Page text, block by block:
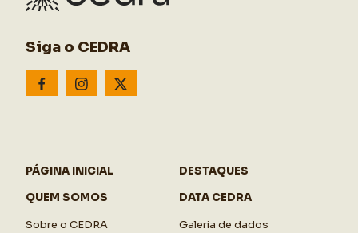
Siga o CEDRA
PÁGINA INICIAL
QUEM SOMOS
Sobre o CEDRA
DESTAQUES
DATA CEDRA
Galeria de dados